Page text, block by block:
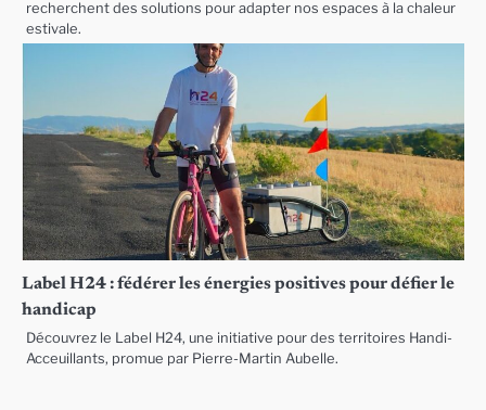
recherchent des solutions pour adapter nos espaces à la chaleur
estivale.
Label H24 : fédérer les énergies positives pour défier le
handicap
Découvrez le Label H24, une initiative pour des territoires Handi-
Acceuillants, promue par Pierre-Martin Aubelle.